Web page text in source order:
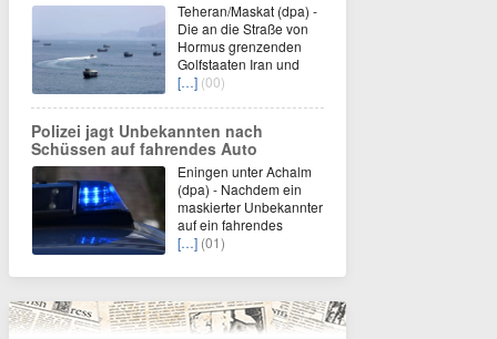
Teheran/Maskat (dpa) -
Die an die Straße von
Hormus grenzenden
Golfstaaten Iran und
[…] (00)
Polizei jagt Unbekannten nach
Schüssen auf fahrendes Auto
Eningen unter Achalm
(dpa) - Nachdem ein
maskierter Unbekannter
auf ein fahrendes
[…] (01)